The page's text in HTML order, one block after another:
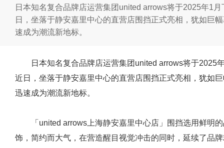
日本知名复合品牌店运营集团united arrows将于2025年1
日，坐落于静安嘉里中心的直营店围挡正式亮相，犹如巨
速成为潮流新地标。
日本知名复合品牌店运营集团united arrows将于2025
近日，坐落于静安嘉里中心的直营店围挡正式亮相，犹如
迅速成为潮流新地标。
「united arrows上海静安嘉里中心店」围挡选用鲜明
饰，简约而大气，在营造醒目视觉冲击的同时，延续了品